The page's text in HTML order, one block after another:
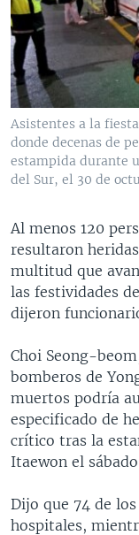
VENEZUELA
BRASIL
NICARAGUA
ECONOMÍA
TECNOLOGÍA
DEPORTES
CIENCIA Y SALUD
MULTIMEDIA
VIDEOS
FOTOGRAFÍA
AUDIOS
PROGRAMAS TV
EL MUNDO AL DÍA
FORO
VISIÓN 360
LAS CLAVES
RADIO
AVANCE
AUDIONOTICIAS
BUENOS DÍAS
EL MUNDO AL DÍA
FORO [RADIO]
DEPORTIVO
DIRECT
DOCUMENTALES DE
Learning English
SÍGANOS
Idiomas
Asistentes a la
donde decenas de
estampida durante
del Sur, el 30 de
Al menos 120
resultaron
multitud que
las festividades
dijeron
Choi Seong-
bomberos de
muertos podría
especificado de
crítico tras la
Itaewon el
Dijo que 74 de
hospitales,